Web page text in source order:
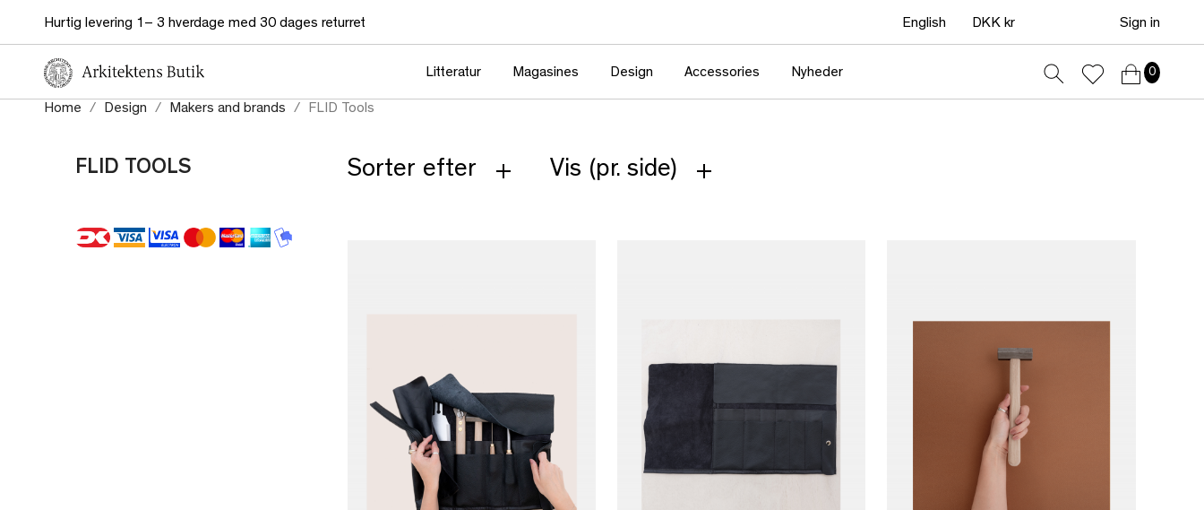
Hurtig levering 1– 3 hverdage med 30 dages returret English DKK kr Sign in
Litteratur Magasines Design Accessories Nyheder 0
Home Design Makers and brands FLID Tools
FLID TOOLS Sorter efter Vis (pr. side)